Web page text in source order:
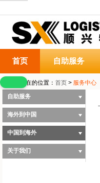
首页 自助服务
您当前所在的位置： 首页 > 服务中心
自助服务
海外到中国
中国到海外
关于我们